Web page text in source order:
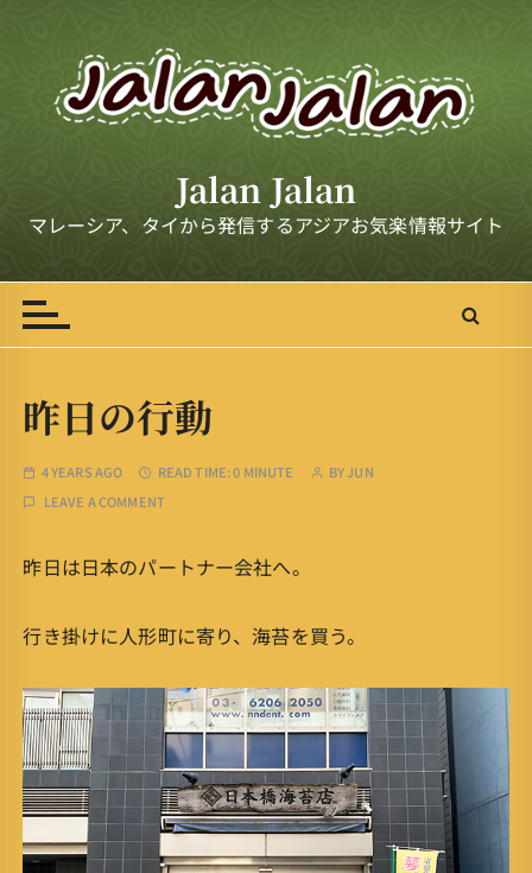
t
n
Jalan Jalan
マレーシア、タイから発信するアジアお気楽情報サイト
昨日の行動
4 YEARS AGO READ TIME:0 MINUTE BYJUN
LEAVE A COMMENT
昨日は日本のパートナー会社へ。
行き掛けに人形町に寄り、海苔を買う。